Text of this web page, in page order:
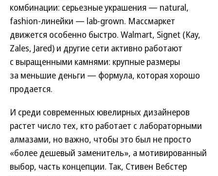
комбинации: серьезные украшения — natural,
fashion-линейки — lab-grown. Массмаркет
движется особенно быстро. Walmart, Signet (Kay,
Zales, Jared) и другие сети активно работают
с выращенными камнями: крупные размеры
за меньшие деньги — формула, которая хорошо
продается.
И среди современных ювелирных дизайнеров
растет число тех, кто работает с лабораторными
алмазами, но важно, чтобы это был не просто
«более дешевый заменитель», а мотивированный
выбор, часть концепции. Так, Стивен Вебстер